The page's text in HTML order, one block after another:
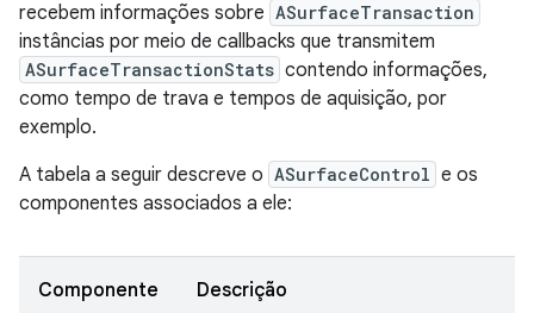
recebem informações sobre ASurfaceTransaction
instâncias por meio de callbacks que transmitem
ASurfaceTransactionStats contendo informações,
como tempo de trava e tempos de aquisição, por
exemplo.
A tabela a seguir descreve o ASurfaceControl e os
componentes associados a ele:
Componente Descrição